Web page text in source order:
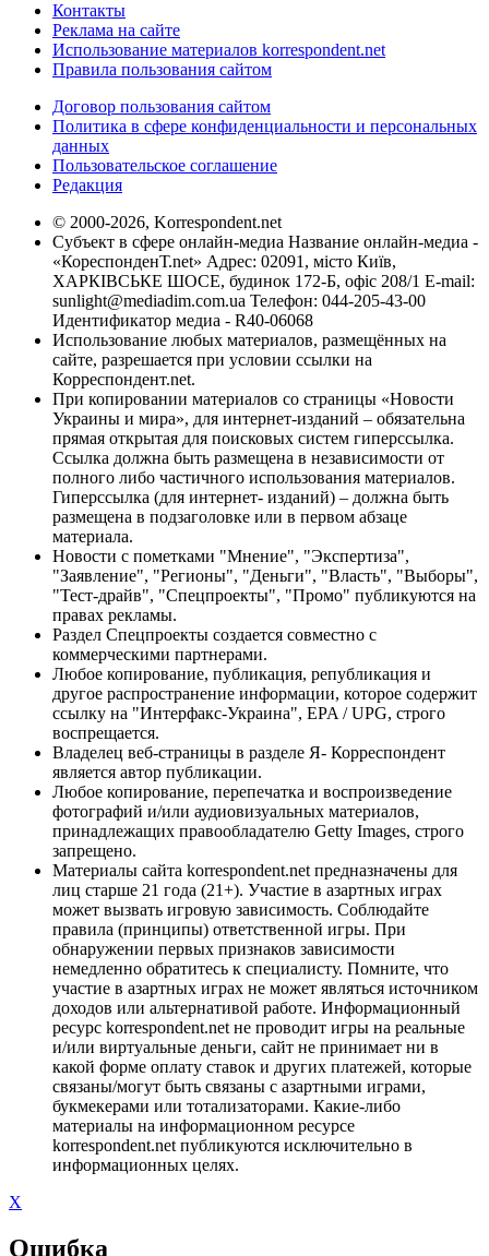
Контакты
Реклама на сайте
Использование материалов korrespondent.net
Правила пользования сайтом
Договор пользования сайтом
Политика в сфере конфиденциальности и персональных
данных
Пользовательское соглашение
Редакция
© 2000-2026, Korrespondent.net
Субъект в сфере онлайн-медиа Название онлайн-медиа -
«КореспонденТ.net» Адрес: 02091, місто Київ,
ХАРКІВСЬКЕ ШОСЕ, будинок 172-Б, офіс 208/1 E-mail:
sunlight@mediadim.com.ua Телефон: 044-205-43-00
Идентификатор медиа - R40-06068
Использование любых материалов, размещённых на
сайте, разрешается при условии ссылки на
Корреспондент.net.
При копировании материалов со страницы «Новости
Украины и мира», для интернет-изданий – обязательна
прямая открытая для поисковых систем гиперссылка.
Ссылка должна быть размещена в независимости от
полного либо частичного использования материалов.
Гиперссылка (для интернет- изданий) – должна быть
размещена в подзаголовке или в первом абзаце
материала.
Новости с пометками "Мнение", "Экспертиза",
"Заявление", "Регионы", "Деньги", "Власть", "Выборы",
"Тест-драйв", "Спецпроекты", "Промо" публикуются на
правах рекламы.
Раздел Спецпроекты создается совместно с
коммерческими партнерами.
Любое копирование, публикация, републикация и
другое распространение информации, которое содержит
ссылку на "Интерфакс-Украина", EPA / UPG, строго
воспрещается.
Владелец веб-страницы в разделе Я- Корреспондент
является автор публикации.
Любое копирование, перепечатка и воспроизведение
фотографий и/или аудиовизуальных материалов,
принадлежащих правообладателю Getty Images, строго
запрещено.
Материалы сайта korrespondent.net предназначены для
лиц старше 21 года (21+). Участие в азартных играх
может вызвать игровую зависимость. Соблюдайте
правила (принципы) ответственной игры. При
обнаружении первых признаков зависимости
немедленно обратитесь к специалисту. Помните, что
участие в азартных играх не может являться источником
доходов или альтернативой работе. Информационный
ресурс korrespondent.net не проводит игры на реальные
и/или виртуальные деньги, сайт не принимает ни в
какой форме оплату ставок и других платежей, которые
связаны/могут быть связаны с азартными играми,
букмекерами или тотализаторами. Какие-либо
материалы на информационном ресурсе
korrespondent.net публикуются исключительно в
информационных целях.
X
Ошибка